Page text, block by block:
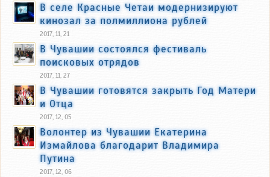
В селе Красные Четаи модернизируют
кинозал за полмиллиона рублей
2017, 11, 21
В Чувашии состоялся фестиваль
поисковых отрядов
2017, 11, 27
В Чувашии готовятся закрыть Год Матери
и Отца
2017, 12, 05
Волонтер из Чувашии Екатерина
Измайлова благодарит Владимира
Путина
2017, 12, 06